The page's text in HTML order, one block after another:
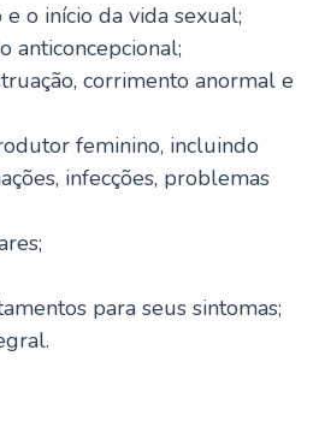
o início da vida sexual;
anticoncepcional;
corrimento anormal e
feminino, incluindo
infecções, problemas
para seus sintomas;